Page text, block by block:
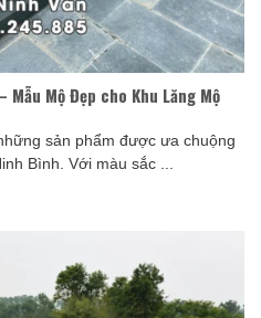
Mộ Đẹp cho Khu Lăng Mộ
sản phẩm được ưa chuộng
Bình. Với màu sắc ...